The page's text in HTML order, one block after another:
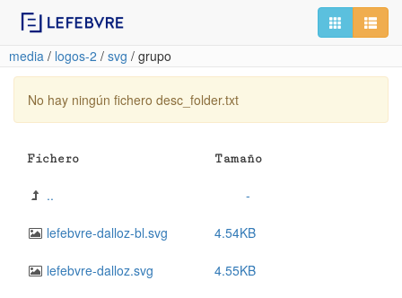
media / logos-2 / svg / grupo
No hay ningún fichero desc_folder.txt
Fichero Tamaño
.. -
lefebvre-dalloz-bl.svg 4.54KB
lefebvre-dalloz.svg 4.55KB